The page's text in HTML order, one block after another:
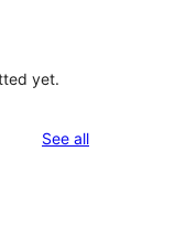
yet.
See allreviews